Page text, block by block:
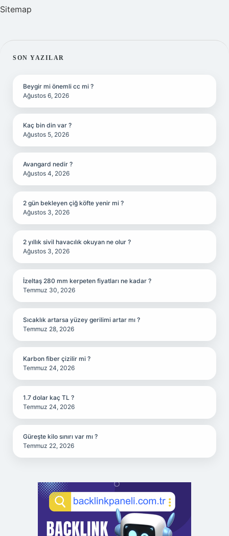
Sitemap
SIDEBAR
SON YAZILAR
Beygir mi önemli cc mi ?
Ağustos 6, 2026
Kaç bin din var ?
Ağustos 5, 2026
Avangard nedir ?
Ağustos 4, 2026
2 gün bekleyen çiğ köfte yenir mi ?
Ağustos 3, 2026
2 yıllık sivil havacılık okuyan ne olur ?
Ağustos 3, 2026
İzeltaş 280 mm kerpeten fiyatları ne kadar ?
Temmuz 30, 2026
Sıcaklık artarsa yüzey gerilimi artar mı ?
Temmuz 28, 2026
Karbon fiber çizilir mi ?
Temmuz 24, 2026
1.7 dolar kaç TL ?
Temmuz 24, 2026
Güreşte kilo sınırı var mı ?
Temmuz 22, 2026